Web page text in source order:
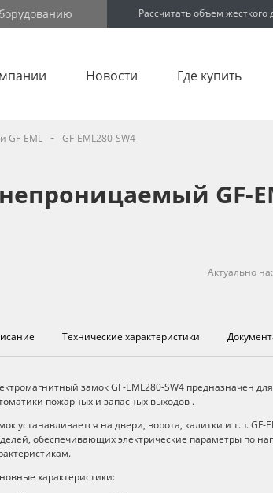
Рассчитать объем жесткого
Новости Где купить
GF-EML - GF-EML280-SW4
GF-
Актуально на:
Технические характеристики
замок GF-EML280-SW4 предназначен
пожарных и запасных выходов .
устанавливается на двери, ворота, калитки и т.п.
обеспечивающих электрические параметры по
характеристики: